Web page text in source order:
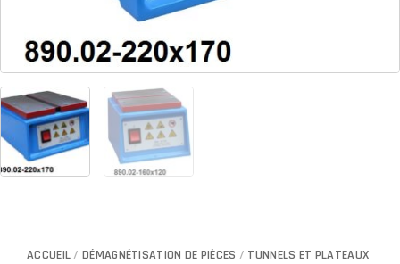
ACCUEIL /DÉMAGNÉTISATION DE PIÈCES / TUNNELS ET PLATEAUX